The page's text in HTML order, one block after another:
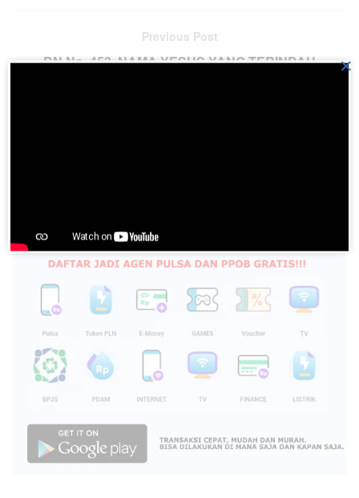
Previous Post
BN No. 453 NAMA YESUS YANG TERINDAH ×